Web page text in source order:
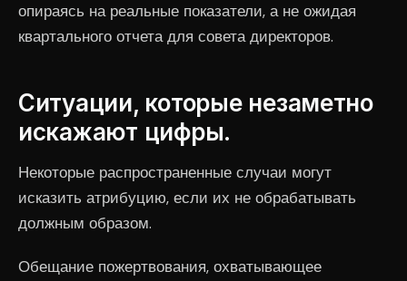
опираясь на реальные показатели, а не ожидая
квартального отчета для совета директоров.
Ситуации, которые незаметно
искажают цифры.
Некоторые распространенные случаи могут
исказить атрибуцию, если их не обрабатывать
должным образом.
Обещание пожертвования, охватывающее